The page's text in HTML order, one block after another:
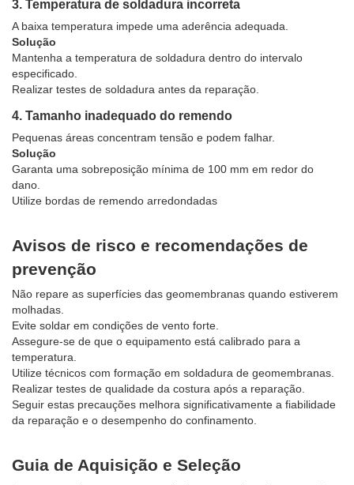
3. Temperatura de soldadura incorreta
A baixa temperatura impede uma aderência adequada.
Solução
Mantenha a temperatura de soldadura dentro do intervalo
especificado.
Realizar testes de soldadura antes da reparação.
4. Tamanho inadequado do remendo
Pequenas áreas concentram tensão e podem falhar.
Solução
Garanta uma sobreposição mínima de 100 mm em redor do
dano.
Utilize bordas de remendo arredondadas
Avisos de risco e recomendações de
prevenção
Não repare as superfícies das geomembranas quando estiverem
molhadas.
Evite soldar em condições de vento forte.
Assegure-se de que o equipamento está calibrado para a
temperatura.
Utilize técnicos com formação em soldadura de geomembranas.
Realizar testes de qualidade da costura após a reparação.
Seguir estas precauções melhora significativamente a fiabilidade
da reparação e o desempenho do confinamento.
Guia de Aquisição e Seleção